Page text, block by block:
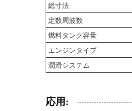
総寸法
定数周波数
燃料タンク容量
エンジンタイプ
潤滑システム
応用: